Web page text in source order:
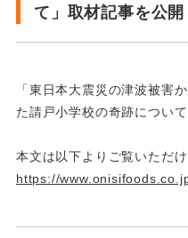
て」取材記事を公
「東日本大震災の津波被害
た請戸小学校の奇跡につい
本文は以下よりご覧いただけ
https://